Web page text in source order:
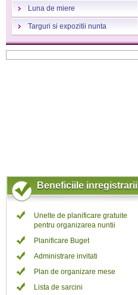
Luna de miere
Targuri si expozitii nunta
Beneficiile inregistrarii
Unelte de planificare gratuite
pentru organizarea nuntii
Planificare Buget
Administrare invitati
Plan de organizare mese
Lista de sarcini